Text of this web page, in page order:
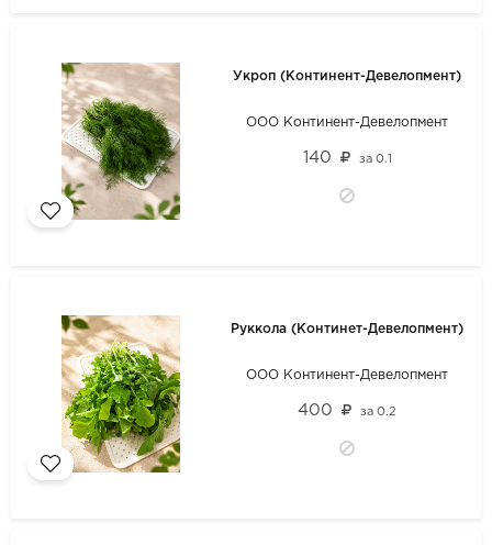
Укроп (Континент-Девелопмент)
ООО Континент-Девелопмент
140 за 0.1
Руккола (Континет-Девелопмент)
ООО Континент-Девелопмент
400 за0.2